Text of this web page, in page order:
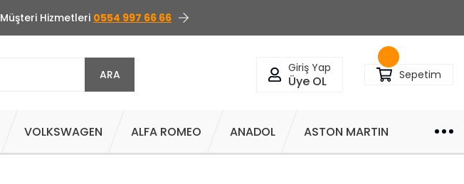
Müşteri Hizmetleri 0554 997 66 66
ARA Giriş Yap
Üye OL Sepetim
VOLKSWAGEN ALFA ROMEO ANADOL ASTON MARTIN